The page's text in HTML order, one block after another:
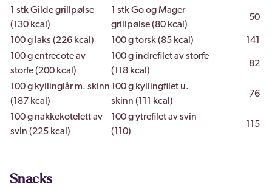
1 stk Gilde grillpølse
(130 kcal)
1 stk Go og Mager
grillpølse (80 kcal)
50
100 g laks (226 kcal) 100 g torsk (85 kcal)
141
100 g entrecote av
storfe (200 kcal)
100 g indrefilet av storfe
(118 kcal)
82
100 g kyllinglår m. skinn
(187 kcal)
100 g kyllingfilet u.
skinn (111 kcal)
76
100 g nakkekotelett av
svin (225 kcal)
100 g ytrefilet av svin
(110)
115
Snacks